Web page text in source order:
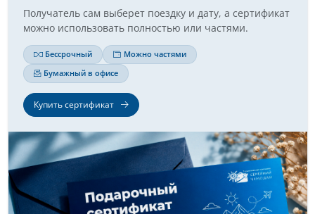
Получатель сам выберет поездку и дату, а сертификат
можно использовать полностью или частями.
Бессрочный
Можно частями
Бумажный в офисе
Купить сертификат